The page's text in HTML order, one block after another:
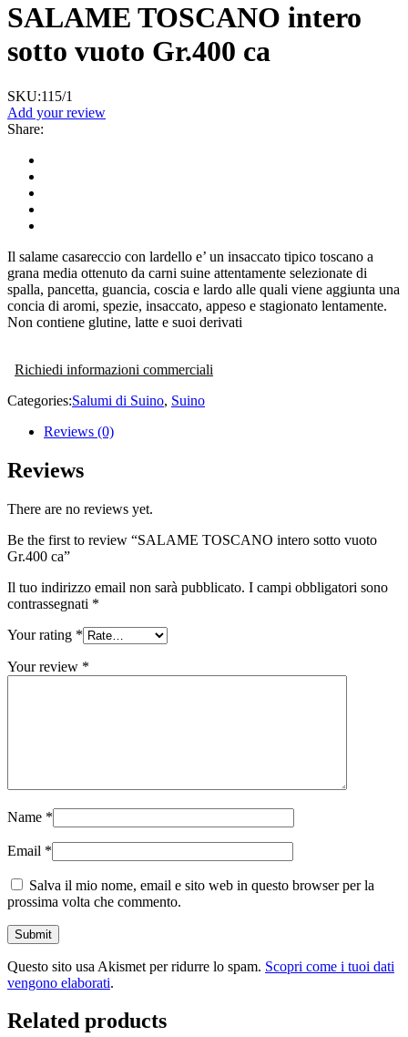
SALAME TOSCANO intero
sotto vuoto Gr.400 ca
SKU:115/1
Add your review
Share:
Il salame casareccio con lardello e’ un insaccato tipico toscano a
grana media ottenuto da carni suine attentamente selezionate di
spalla, pancetta, guancia, coscia e lardo alle quali viene aggiunta una
concia di aromi, spezie, insaccato, appeso e stagionato lentamente.
Non contiene glutine, latte e suoi derivati
Richiedi informazioni commerciali
Categories:Salumi di Suino, Suino
Reviews (0)
Reviews
There are no reviews yet.
Be the first to review “SALAME TOSCANO intero sotto vuoto
Gr.400 ca”
Il tuo indirizzo email non sarà pubblicato. I campi obbligatori sono
contrassegnati *
Your rating *
Your review *
Name *
Email *
Salva il mio nome, email e sito web in questo browser per la
prossima volta che commento.
Questo sito usa Akismet per ridurre lo spam. Scopri come i tuoi dati
vengono elaborati.
Related products